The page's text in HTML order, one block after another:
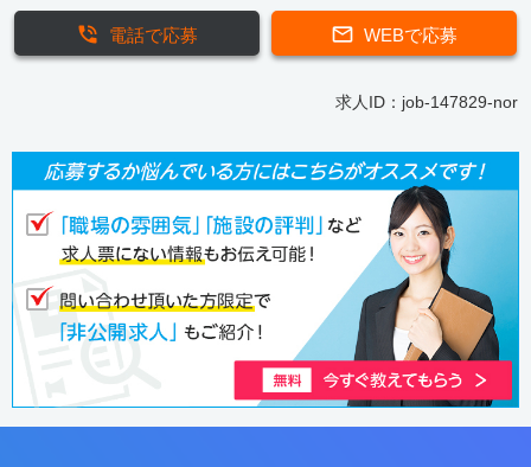
WEBで応募
電話で応募
求人ID：job-147829-nor